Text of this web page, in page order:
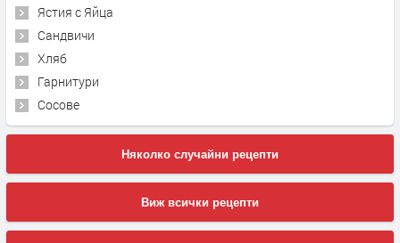
Ястия с Яйца
Сандвичи
Хляб
Гарнитури
Сосове
Няколко случайни рецепти
Виж всички рецепти